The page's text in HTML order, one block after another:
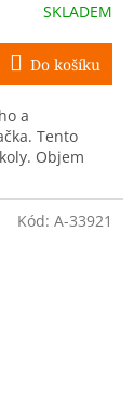
SKLADEM
Do košíku
a
Tento
Objem
Kód: A-33921